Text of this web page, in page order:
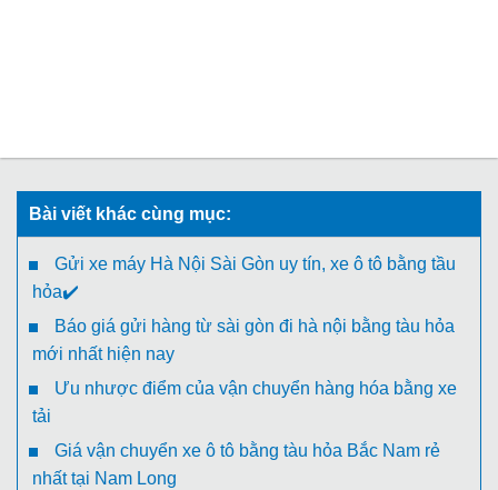
Bài viết khác cùng mục:
Gửi xe máy Hà Nội Sài Gòn uy tín, xe ô tô bằng tầu
hỏa✔️
Báo giá gửi hàng từ sài gòn đi hà nội bằng tàu hỏa
mới nhất hiện nay
Ưu nhược điểm của vận chuyển hàng hóa bằng xe
tải
Giá vận chuyển xe ô tô bằng tàu hỏa Bắc Nam rẻ
nhất tại Nam Long